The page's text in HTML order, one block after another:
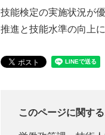
技能検定の実施状況が
推進と技能水準の向上
このページに関す